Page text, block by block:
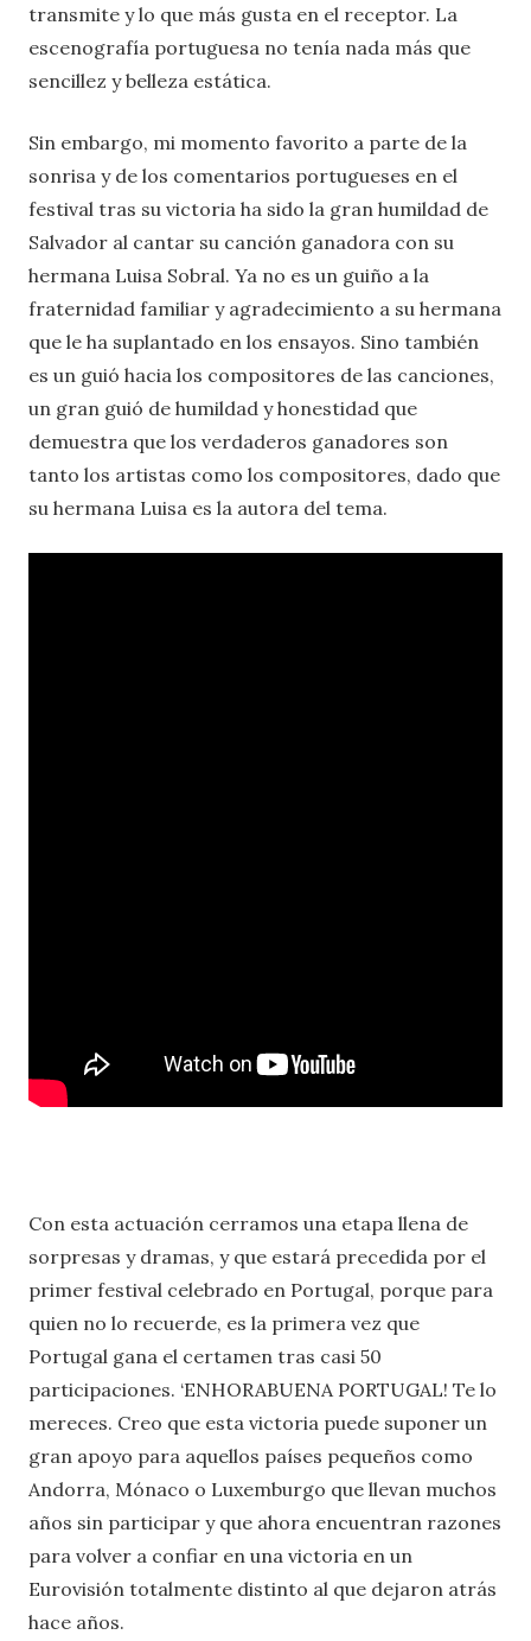
transmite y lo que más gusta en el receptor. La
escenografía portuguesa no tenía nada más que
sencillez y belleza estática.
Sin embargo, mi momento favorito a parte de la
sonrisa y de los comentarios portugueses en el
festival tras su victoria ha sido la gran humildad de
Salvador al cantar su canción ganadora con su
hermana Luisa Sobral. Ya no es un guiño a la
fraternidad familiar y agradecimiento a su hermana
que le ha suplantado en los ensayos. Sino también
es un guió hacia los compositores de las canciones,
un gran guió de humildad y honestidad que
demuestra que los verdaderos ganadores son
tanto los artistas como los compositores, dado que
su hermana Luisa es la autora del tema.
Con esta actuación cerramos una etapa llena de
sorpresas y dramas, y que estará precedida por el
primer festival celebrado en Portugal, porque para
quien no lo recuerde, es la primera vez que
Portugal gana el certamen tras casi 50
participaciones. ‘ENHORABUENA PORTUGAL! Te lo
mereces. Creo que esta victoria puede suponer un
gran apoyo para aquellos países pequeños como
Andorra, Mónaco o Luxemburgo que llevan muchos
años sin participar y que ahora encuentran razones
para volver a confiar en una victoria en un
Eurovisión totalmente distinto al que dejaron atrás
hace años.